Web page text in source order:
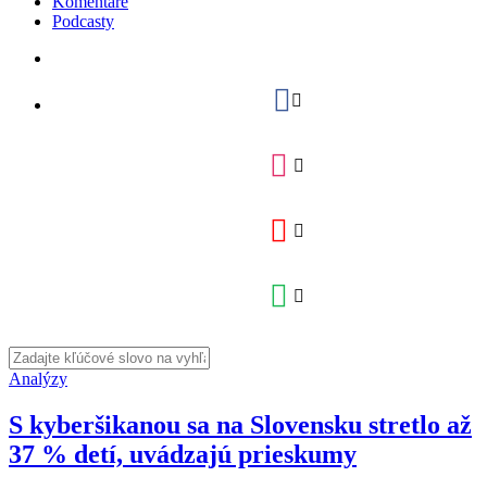
Podcasty
Analýzy
S kyberšikanou sa na Slovensku stretlo až
37 % detí, uvádzajú prieskumy